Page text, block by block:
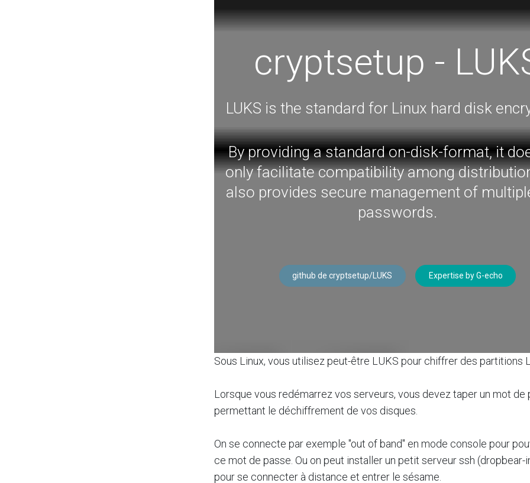
cryptsetup -
LUKS is the standard for Linux hard disk
By providing a standard on-disk-format, it
only facilitate compatibility among
also provides secure management of
passwords.
github de cryptsetup/LUKS Expertise by G-echo
Sous Linux, vous utilisez peut-être LUKS pour chiffrer des partitions
Lorsque vous redémarrez vos serveurs, vous devez taper un mot de
permettant le déchiffrement de vos disques.
On se connecte par exemple "out of band" en mode console pour
ce mot de passe. Ou on peut installer un petit serveur ssh (dropbear-
pour se connecter à distance et entrer le sésame.